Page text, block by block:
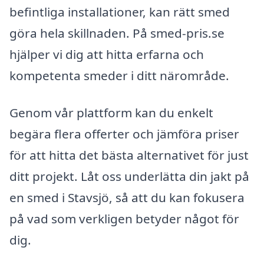
befintliga installationer, kan rätt smed
göra hela skillnaden. På smed-pris.se
hjälper vi dig att hitta erfarna och
kompetenta smeder i ditt närområde.
Genom vår plattform kan du enkelt
begära flera offerter och jämföra priser
för att hitta det bästa alternativet för just
ditt projekt. Låt oss underlätta din jakt på
en smed i Stavsjö, så att du kan fokusera
på vad som verkligen betyder något för
dig.